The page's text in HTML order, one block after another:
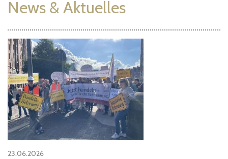
News & Aktuelles
23.06.2026